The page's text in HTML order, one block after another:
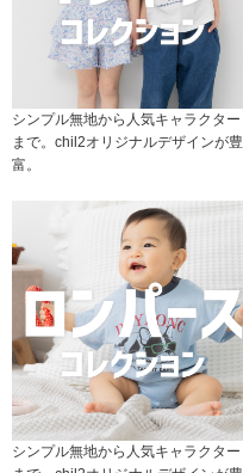
シンプル無地から人気キャラクター
まで。chil2オリジナルデザインが豊
富。
シンプル無地から人気キャラクター